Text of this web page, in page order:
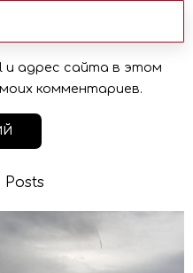
и адрес сайта в этом
комментариев.
Posts